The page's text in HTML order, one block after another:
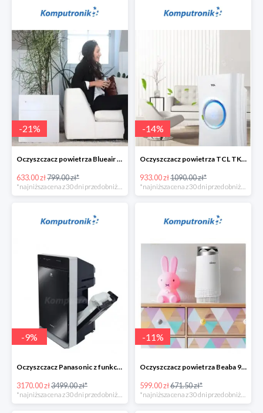
-21%
Oczyszczacz powietrza Blueair 203 Classic -135zł
633.00 zł799.00 zł*
*najniższa cena z 30 dni przed obniżką
-14%
Oczyszczacz powietrza TCL TKJ400F -156zł
933.00 zł1090.00 zł*
*najniższa cena z 30 dni przed obniżką
-9%
Oczyszczacz Panasonic z funkcją nawilżania - 328zł
3170.00 zł3499.00 zł*
*najniższa cena z 30 dni przed obniżką
-11%
Oczyszczacz powietrza Beaba 920328
599.00 zł671.50 zł*
*najniższa cena z 30 dni przed obniżką